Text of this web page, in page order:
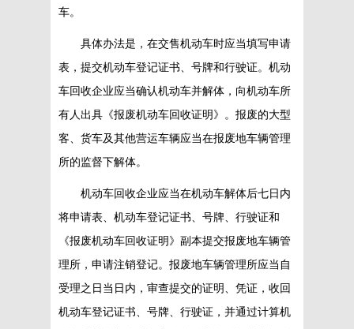
车。
具体办法是，在交售机动车时应当填写申请
表，提交机动车登记证书、号牌和行驶证。机动
车回收企业应当确认机动车并解体，向机动车所
有人出具《报废机动车回收证明》。报废的大型
客、货车及其他营运车辆应当在报废地车辆管理
所的监督下解体。
机动车回收企业应当在机动车解体后七日内
将申请表、机动车登记证书、号牌、行驶证和
《报废机动车回收证明》副本提交报废地车辆管
理所，申请注销登记。报废地车辆管理所应当自
受理之日当日内，审查提交的证明、凭证，收回
机动车登记证书、号牌、行驶证，并通过计算机